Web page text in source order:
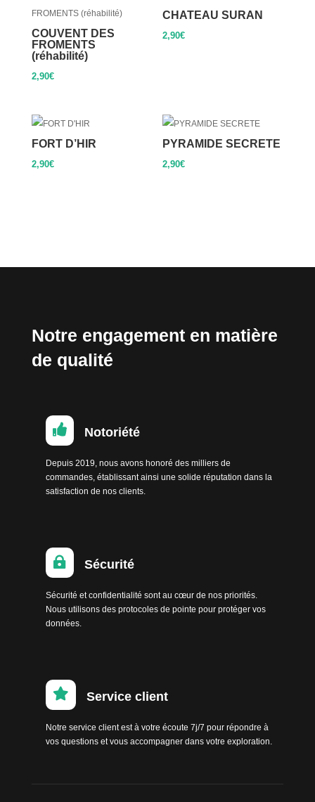
COUVENT DES
FROMENTS
(réhabilité)
2,90€
CHATEAU SURAN
2,90€
FORT D’HIR
2,90€
PYRAMIDE SECRETE
2,90€
Notre engagement en matière
de qualité
 Notoriété
Depuis 2019, nous avons honoré des milliers de
commandes, établissant ainsi une solide réputation dans la
satisfaction de nos clients.
 Sécurité
Sécurité et confidentialité sont au cœur de nos priorités.
Nous utilisons des protocoles de pointe pour protéger vos
données.
 Service client
Notre service client est à votre écoute 7j/7 pour répondre à
vos questions et vous accompagner dans votre exploration.